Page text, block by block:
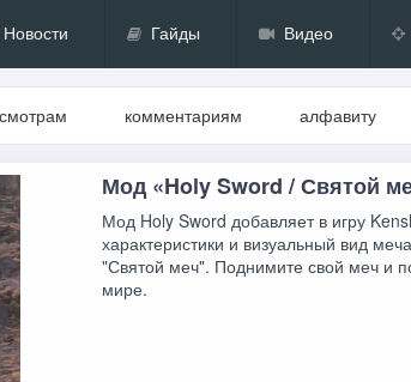
Новости Гайды Видео
комментариям алфавиту
Мод «Holy Sword / Святой
Мод Holy Sword добавляет в игру
характеристики и визуальный вид
"Святой меч". Поднимите свой меч и
мире.